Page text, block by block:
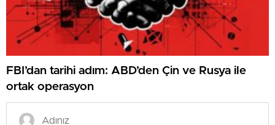
FBI’dan tarihi adım: ABD’den Çin ve Rusya ile
ortak operasyon